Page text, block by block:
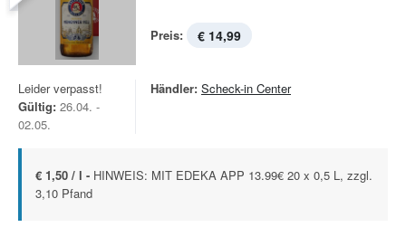
Preis: € 14,99
Leider verpasst!
Gültig: 26.04. -
02.05.
Händler: Scheck-in Center
€ 1,50 / l - HINWEIS: MIT EDEKA APP 13.99€ 20 x 0,5 L, zzgl.
3,10 Pfand